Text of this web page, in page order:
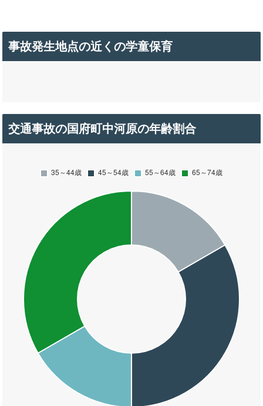
事故発生地点の近くの学童保育
交通事故の国府町中河原の年齢割合